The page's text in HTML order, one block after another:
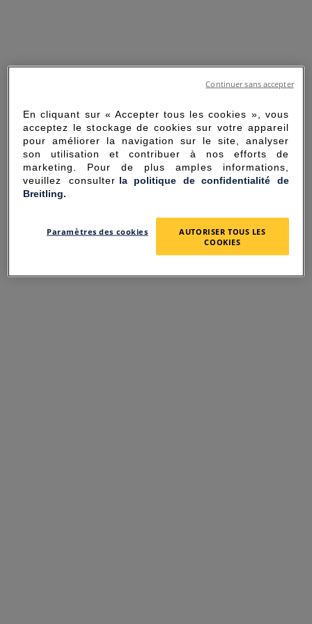
SORRY FOR THE
INCONVENIENCE
UNEXPECTED ERROR OCCURRED.
En cliquant sur « Accepter tous les cookies », vous
acceptez le stockage de cookies sur votre appareil
pour améliorer la navigation sur le site, analyser
son utilisation et contribuer à nos efforts de
marketing. Pour de plus amples informations,
veuillez consulter la politique de confidentialité de
Breitling.
Paramètres des cookies
AUTORISER TOUS LES
COOKIES
Continuer sans accepter